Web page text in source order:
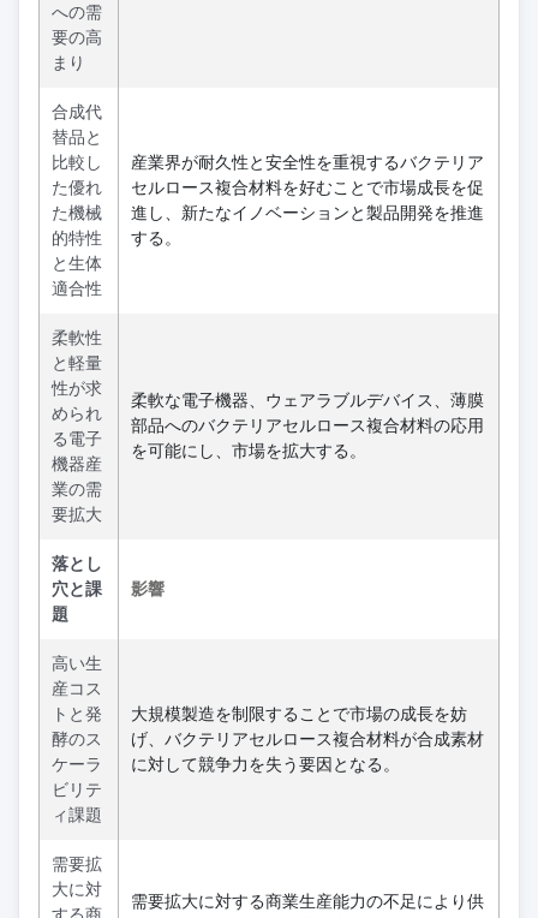
への需
要の高
まり
合成代
替品と
比較し
た優れ
た機械
的特性
と生体
適合性
産業界が耐久性と安全性を重視するバクテリア
セルロース複合材料を好むことで市場成長を促
進し、新たなイノベーションと製品開発を推進
する。
柔軟性
と軽量
性が求
められ
る電子
機器産
業の需
要拡大
柔軟な電子機器、ウェアラブルデバイス、薄膜
部品へのバクテリアセルロース複合材料の応用
を可能にし、市場を拡大する。
落とし
穴と課
題
影響
高い生
産コス
トと発
酵のス
ケーラ
ビリテ
ィ課題
大規模製造を制限することで市場の成長を妨
げ、バクテリアセルロース複合材料が合成素材
に対して競争力を失う要因となる。
需要拡
大に対
需要拡大に対する商業生産能力の不足により供